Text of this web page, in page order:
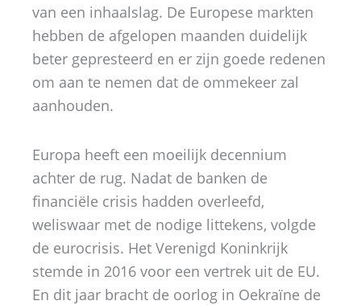
van een inhaalslag. De Europese markten
hebben de afgelopen maanden duidelijk
beter gepresteerd en er zijn goede redenen
om aan te nemen dat de ommekeer zal
aanhouden.
Europa heeft een moeilijk decennium
achter de rug. Nadat de banken de
financiële crisis hadden overleefd,
weliswaar met de nodige littekens, volgde
de eurocrisis. Het Verenigd Koninkrijk
stemde in 2016 voor een vertrek uit de EU.
En dit jaar bracht de oorlog in Oekraïne de